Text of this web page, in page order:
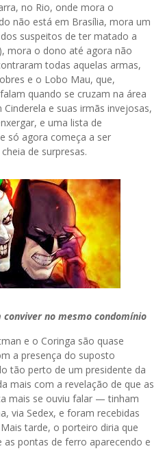
no Rio, onde mora o
não está em Brasília, mora um
suspeitos de ter matado a
mora o dono até agora não
todas aquelas armas,
e o Lobo Mau, que,
quando se cruzam na área
e suas irmãs invejosas,
e uma lista de
só agora começa a ser
de surpresas.
no mesmo condomínio
e o Coringa são quase
a presença do suposto
tão perto de um presidente da
mais com a revelação de que as
mais se ouviu falar — tinham
via Sedex, e foram recebidas
tarde, o porteiro diria que
pontas de ferro aparecendo e